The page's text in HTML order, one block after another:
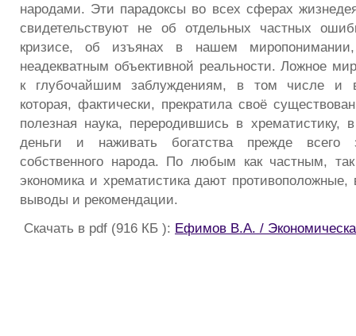
народами. Эти парадоксы во всех сферах
свидетельствуют не об отдельных частных
кризисе, об изъянах в нашем миропонимании,
неадекватным объективной реальности. Ложное
к глубочайшим заблуждениям, в том числе и
которая, фактически, прекратила своё
полезная наука, переродившись в хрематистику,
деньги и наживать богатства прежде всего
собственного народа. По любым как частным,
экономика и хрематистика дают
выводы и рекомендации.
Скачать в pdf (916 КБ ): Ефимов В.А. /